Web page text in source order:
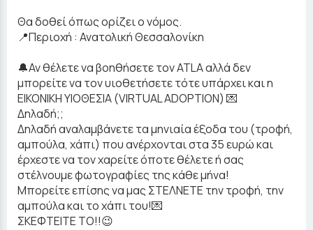
Θα δοθεί όπως ορίζει ο νόμος.
📍Περιοχή : Ανατολική Θεσσαλονίκη
🔔Αν θέλετε να βοηθήσετε τον ATLA αλλά δεν
μπορείτε να τον υιοθετήσετε τότε υπάρχει και η
ΕΙΚΟΝΙΚΗ ΥΙΟΘΕΣΙΑ (VIRTUAL ADOPTION) 💌
Δηλαδή;;
Δηλαδή αναλαμβάνετε τα μηνιαία έξοδα του (τροφή,
αμπούλα, χάπι) που ανέρχονται στα 35 ευρώ και
έρχεστε να τον χαρείτε όποτε θέλετε ή σας
στέλνουμε φωτογραφίες της κάθε μήνα!
Μπορείτε επίσης να μας ΣΤΕΛΝΕΤΕ την τροφή, την
αμπούλα και το χάπι του!💌
ΣΚΕΦΤΕΙΤΕ ΤΟ!!😉